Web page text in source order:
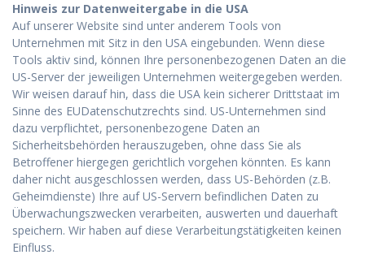
Hinweis zur Datenweitergabe in die USA
Auf unserer Website sind unter anderem Tools von
Unternehmen mit Sitz in den USA eingebunden. Wenn diese
Tools aktiv sind, können Ihre personenbezogenen Daten an die
US-Server der jeweiligen Unternehmen weitergegeben werden.
Wir weisen darauf hin, dass die USA kein sicherer Drittstaat im
Sinne des EUDatenschutzrechts sind. US-Unternehmen sind
dazu verpflichtet, personenbezogene Daten an
Sicherheitsbehörden herauszugeben, ohne dass Sie als
Betroffener hiergegen gerichtlich vorgehen könnten. Es kann
daher nicht ausgeschlossen werden, dass US-Behörden (z.B.
Geheimdienste) Ihre auf US-Servern befindlichen Daten zu
Überwachungszwecken verarbeiten, auswerten und dauerhaft
speichern. Wir haben auf diese Verarbeitungstätigkeiten keinen
Einfluss.